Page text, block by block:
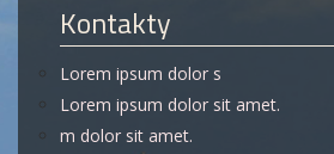
Kontakty
Lorem ipsum dolor s
Lorem ipsum dolor sit amet.
m dolor sit amet.